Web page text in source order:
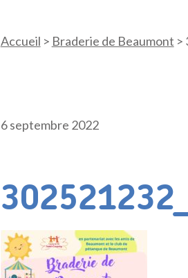
Accueil > Braderie de Beaumont >
6 septembre 2022